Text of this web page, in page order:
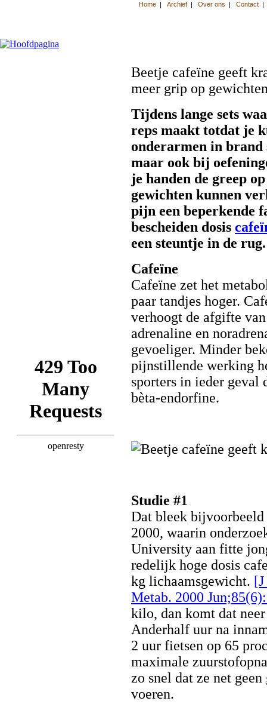
Beetje cafeïne geeft
meer grip op
Tijdens lange sets
reps maakt totdat je
onderarmen in brand
maar ook bij
je handen de greep
gewichten kunnen
pijn een beperkende
bescheiden dosis
een steuntje in de rug.
Cafeïne
Cafeïne zet het
paar tandjes hoger.
verhoogt de afgifte
adrenaline en
gevoeliger. Minder
pijnstillende werking
sporters in ieder
bèta-endorfine.
Studie #1
Dat bleek
2000, waarin
University aan fitte
redelijk hoge dosis
kg lichaamsgewicht.
Metab. 2000
kilo, dan komt dat
Anderhalf uur na
2 uur fietsen op 65
maximale
zo snel dat ze net
voeren.